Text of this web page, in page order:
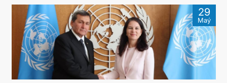
KONSULLYK HYZMATLARY
DIM
ARAGATNAŞYK
29
Maý